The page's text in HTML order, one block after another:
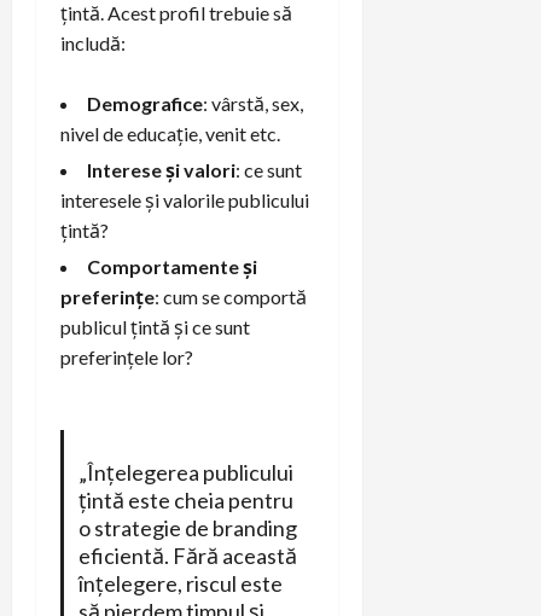
țintă. Acest profil trebuie să
includă:
Demografice: vârstă, sex,
nivel de educație, venit etc.
Interese și valori: ce sunt
interesele și valorile publicului
țintă?
Comportamente și
preferințe: cum se comportă
publicul țintă și ce sunt
preferințele lor?
„Înțelegerea publicului
țintă este cheia pentru
o strategie de branding
eficientă. Fără această
înțelegere, riscul este